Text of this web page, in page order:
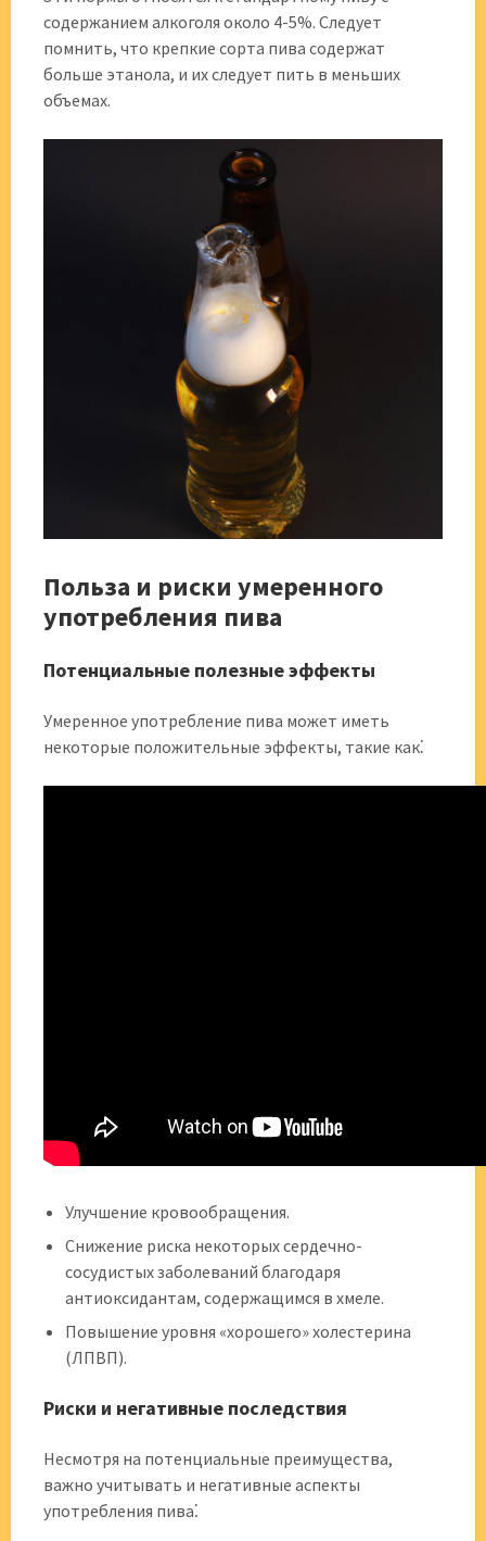
содержанием алкоголя около 4-5%. Следует
помнить, что крепкие сорта пива содержат
больше этанола, и их следует пить в меньших
объемах.
Польза и риски умеренного
употребления пива
Потенциальные полезные эффекты
Умеренное употребление пива может иметь
некоторые положительные эффекты, такие как⁚
Улучшение кровообращения.
Снижение риска некоторых сердечно-
сосудистых заболеваний благодаря
антиоксидантам, содержащимся в хмеле.
Повышение уровня «хорошего» холестерина
(ЛПВП).
Риски и негативные последствия
Несмотря на потенциальные преимущества,
важно учитывать и негативные аспекты
употребления пива⁚